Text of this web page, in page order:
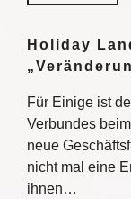
Holiday
Für Einige ist
Verbundes
neue
nicht mal eine
ihnen…